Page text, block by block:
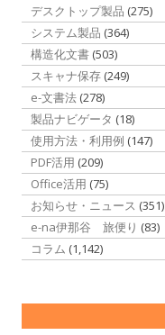
デスクトップ製品 (275)
システム製品 (364)
構造化文書 (503)
スキャナ保存 (249)
e-文書法 (278)
製品ナビゲータ (18)
使用方法・利用例 (147)
PDF活用 (209)
Office活用 (75)
お知らせ・ニュース (351)
e-na伊那谷 旅便り (83)
コラム (1,142)